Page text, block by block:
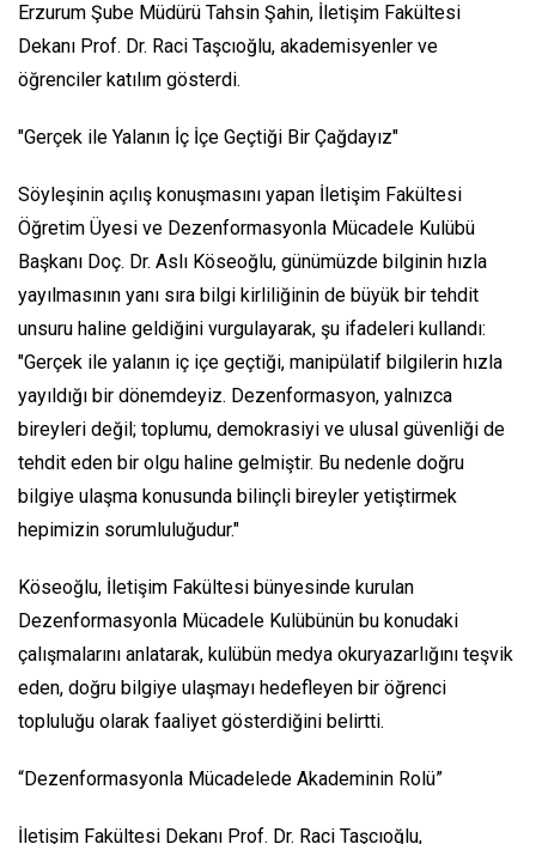
Erzurum Şube Müdürü Tahsin Şahin, İletişim Fakültesi
Dekanı Prof. Dr. Raci Taşcıoğlu, akademisyenler ve
öğrenciler katılım gösterdi.
"Gerçek ile Yalanın İç İçe Geçtiği Bir Çağdayız"
Söyleşinin açılış konuşmasını yapan İletişim Fakültesi
Öğretim Üyesi ve Dezenformasyonla Mücadele Kulübü
Başkanı Doç. Dr. Aslı Köseoğlu, günümüzde bilginin hızla
yayılmasının yanı sıra bilgi kirliliğinin de büyük bir tehdit
unsuru haline geldiğini vurgulayarak, şu ifadeleri kullandı:
"Gerçek ile yalanın iç içe geçtiği, manipülatif bilgilerin hızla
yayıldığı bir dönemdeyiz. Dezenformasyon, yalnızca
bireyleri değil; toplumu, demokrasiyi ve ulusal güvenliği de
tehdit eden bir olgu haline gelmiştir. Bu nedenle doğru
bilgiye ulaşma konusunda bilinçli bireyler yetiştirmek
hepimizin sorumluluğudur."
Köseoğlu, İletişim Fakültesi bünyesinde kurulan
Dezenformasyonla Mücadele Kulübünün bu konudaki
çalışmalarını anlatarak, kulübün medya okuryazarlığını teşvik
eden, doğru bilgiye ulaşmayı hedefleyen bir öğrenci
topluluğu olarak faaliyet gösterdiğini belirtti.
“Dezenformasyonla Mücadelede Akademinin Rolü”
İletişim Fakültesi Dekanı Prof. Dr. Raci Taşcıoğlu,